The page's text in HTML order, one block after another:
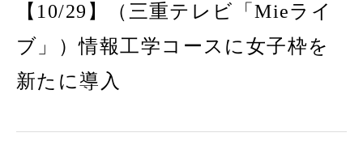
【10/29】（三重テレビ「Mieライ
ブ」）情報工学コースに女子枠を
新たに導入